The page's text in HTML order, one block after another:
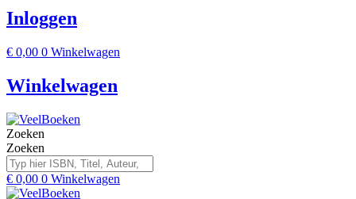
Inloggen
€ 0,00 0 Winkelwagen
Winkelwagen
Zoeken
Zoeken
€ 0,00 0 Winkelwagen